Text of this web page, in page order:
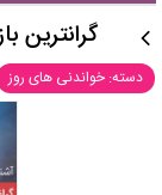
گرانترین
دسته: خواندنی های روز